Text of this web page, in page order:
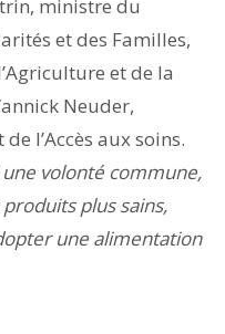
ministre du
et des Familles,
et de la
Neuder,
l’Accès aux soins.
volonté commune,
plus sains,
une alimentation